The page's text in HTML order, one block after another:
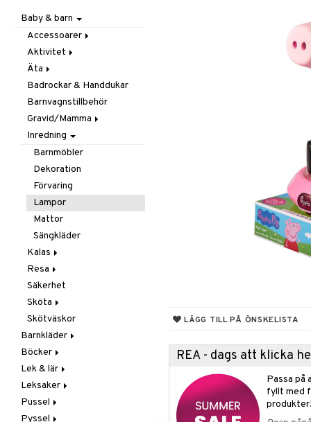
LÄGG TILL PÅ ÖNSKELISTA
REA - dags att klicka
Passa på
fyllt med
produkter!
Baby & barn
Accessoarer
För håret
Hattar & Mössor
Övrigt
Plånböcker
Smycken
Solglasögon
Aktivitet
Babygym
Babysitters
Bit & Skallra
Mobiler
Snuttefiltar
Äta
Barnservis
Haklappar
Matlådor & Matförvaring
Nappflaskor & Tillbehör
Vattenflaskor &
Tillbehör
Badrockar & Handdukar
Barnvagnstillbehör
Gravid/Mamma
Graviditet & amning
Inredning
Barnmöbler
Dekoration
Förvaring
Lampor
Mattor
Sängkläder
Kalas
Maskerad
Tillbehör
Resa
I Bilen
Paraply
Väskor
Säkerhet
Sköta
Badrummet
Handdukar
Hudvård
Nappar & Tillbehör
Skötväskor
Barnkläder
Accessoarer
Kepsar & Solhattar
Badkläder & UV-kläder
Klänningar
Nederdelar
Leggings
Överdelar
Böcker
Dagböcker
Läs & Lär
Målarböcker
Presentböcker
Lek & lär
Experiment
Inlärningsspel
Instrument
Leksaker
Adventskalendrar
Babylek
Pussel
1000 bitar
Pyssel